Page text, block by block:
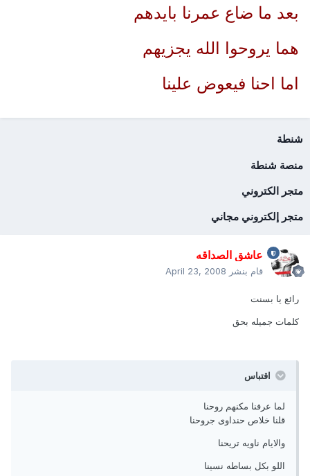
بعد ما ضاع عمرنا بايدهم
هما يروحوا الله يجزيهم
اما احنا فيعوض علينا
شنطة
منصة شنطة
متجر الكتروني
متجر إلكتروني مجاني
عاشق الصداقه
قام بنشر April 23, 2008
رائع يا بسنت
كلمات جميله بحق
اقتباس
لما عرفنا مكنهم روحنا
قلنا خلاص حنداوى جروحنا
والايام ناويه تريحنا
اللو بكل بساطه نسينا